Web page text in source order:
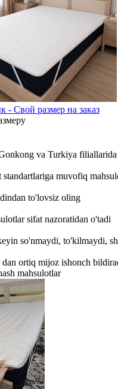
- Свой размер на заказ
va Turkiya
standartlariga muvofiq
to'lovsiz oling
sifat nazoratidan o'tadi
so'nmaydi, to'kilmaydi,
ortiq mijoz ishonch
mahsulotlar